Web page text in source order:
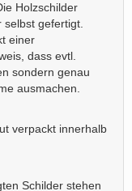
Holzschilder
selbst gefertigt.
einer
dass evtl.
sondern genau
ausmachen.
verpackt innerhalb
Schilder stehen